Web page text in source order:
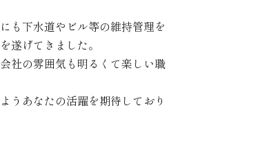
も下水道やビル等の維持管理を
遂げてきました。
社の雰囲気も明るくて楽しい職
うあなたの活躍を期待しており